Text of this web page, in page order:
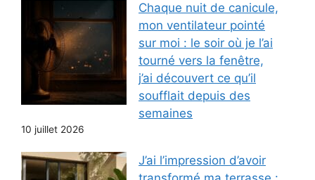
Chaque nuit de canicule,
mon ventilateur pointé
sur moi : le soir où je l’ai
tourné vers la fenêtre,
j’ai découvert ce qu’il
soufflait depuis des
semaines
10 juillet 2026
J’ai l’impression d’avoir